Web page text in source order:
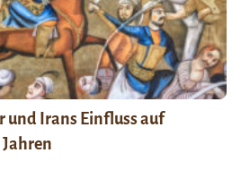
und Irans Einfluss auf